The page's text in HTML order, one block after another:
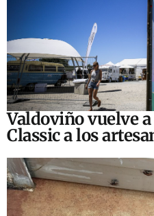
Valdoviño vuelve
Classic a los